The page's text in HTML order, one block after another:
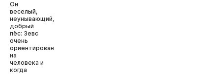
Он
веселый,
неунывающий,
добрый
пёс: Зевс
очень
ориентирован
на
человека и
когда